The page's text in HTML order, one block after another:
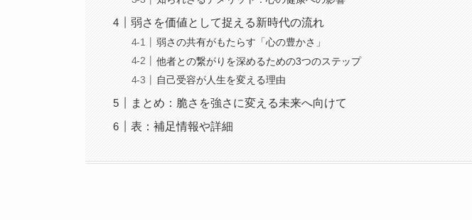
弱さを価値として捉える新時代の流れ
弱さの共有がもたらす「心の豊かさ」
他者との繋がりを深めるための3つのステップ
自己受容が人生を変える理由
まとめ：脆さを強さに変える未来へ向けて
表：補足情報や詳細